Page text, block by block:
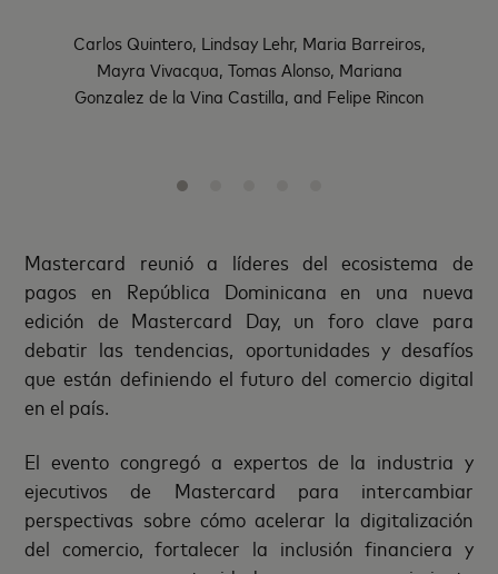
Carlos Quintero, Lindsay Lehr, Maria Barreiros,
Mayra Vivacqua, Tomas Alonso, Mariana
Gonzalez de la Vina Castilla, and Felipe Rincon
Mastercard reunió a líderes del ecosistema de
pagos en República Dominicana en una nueva
edición de Mastercard Day, un foro clave para
debatir las tendencias, oportunidades y desafíos
que están definiendo el futuro del comercio digital
en el país.
El evento congregó a expertos de la industria y
ejecutivos de Mastercard para intercambiar
perspectivas sobre cómo acelerar la digitalización
del comercio, fortalecer la inclusión financiera y